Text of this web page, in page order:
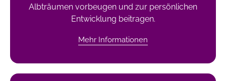
Albträumen vorbeugen und zur persönlichen
Entwicklung beitragen.
Mehr Informationen